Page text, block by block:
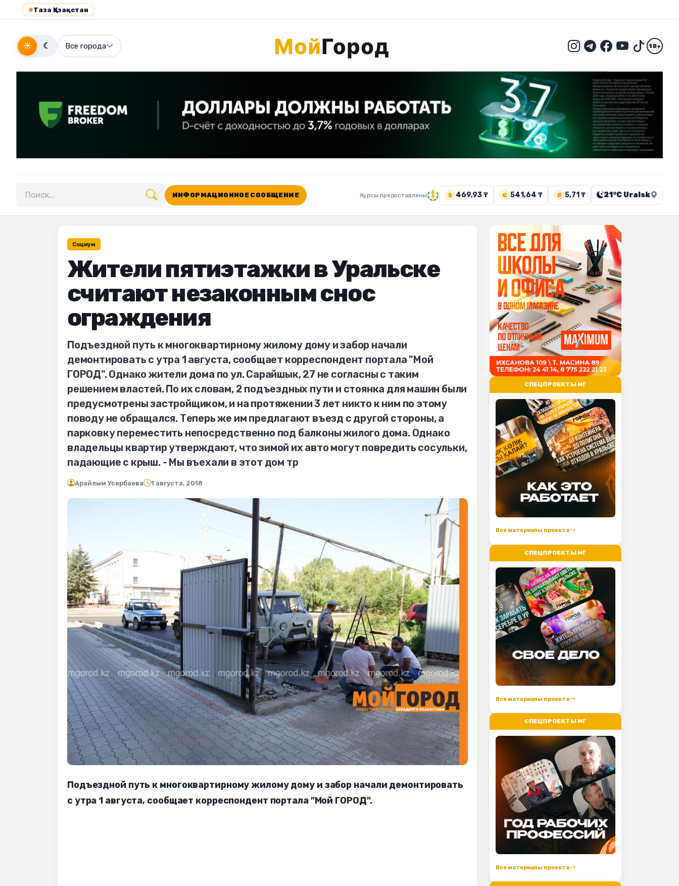
#Таза Қазақстан
☀ ☾ Все города 18+
Поиск по сайту
ИНФОРМАЦИОННОЕ СООБЩЕНИЕ Курсы предоставлены $ 469,93 ₸ € 541,64 ₸ ₽ 5,71 ₸ 21°C Uralsk
Социум
Жители пятиэтажки в Уральске
считают незаконным снос
ограждения
Подъездной путь к многоквартирному жилому дому и забор начали
демонтировать с утра 1 августа, сообщает корреспондент портала "Мой
ГОРОД". Однако жители дома по ул. Сарайшык, 27 не согласны с таким
решением властей. По их словам, 2 подъездных пути и стоянка для машин были
предусмотрены застройщиком, и на протяжении 3 лет никто к ним по этому
поводу не обращался. Теперь же им предлагают въезд с другой стороны, а
парковку переместить непосредственно под балконы жилого дома. Однако
владельцы квартир утверждают, что зимой их авто могут повредить сосульки,
падающие с крыш. - Мы въехали в этот дом тр
Арайлым Усербаева 1 августа, 2018
Подъездной путь к многоквартирному жилому дому и забор начали демонтировать
с утра 1 августа, сообщает корреспондент портала "Мой ГОРОД".
СПЕЦПРОЕКТЫ МГ
Все материалы проекта
СПЕЦПРОЕКТЫ МГ
Все материалы проекта
СПЕЦПРОЕКТЫ МГ
Все материалы проекта